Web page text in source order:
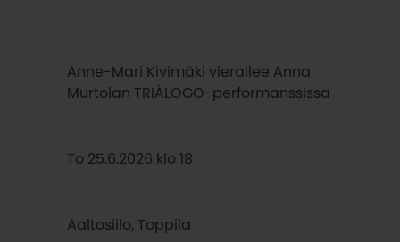
Anne-Mari Kivimäki vierailee Anna
Murtolan TRIÁLOGO-performanssissa
To 25.6.2026 klo 18
Aaltosiilo, Toppila